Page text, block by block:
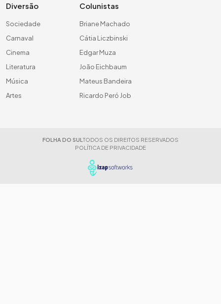
Diversão
Sociedade
Carnaval
Cinema
Literatura
Música
Artes
Colunistas
Briane Machado
Cátia Liczbinski
Edgar Muza
João Eichbaum
Mateus Bandeira
Ricardo Peró Job
FOLHA DO SUL TODOS OS DIREITOS RESERVADOS
POLÍTICA DE PRIVACIDADE